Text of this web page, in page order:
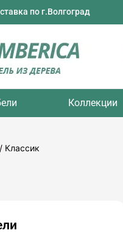
по г.Волгоград
Коллекции
/ Классик